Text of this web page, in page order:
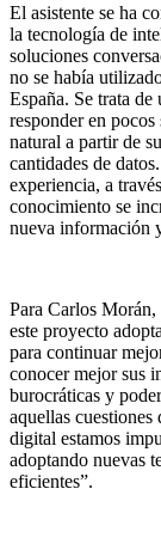
El asistente se ha
la tecnología de
soluciones
no se había
España. Se trata
responder en
natural a partir de
cantidades de
experiencia, a
conocimiento se
nueva información
Para Carlos Morán,
este proyecto
para continuar
conocer mejor sus
burocráticas y
aquellas
digital estamos
adoptando nuevas
eficientes”.